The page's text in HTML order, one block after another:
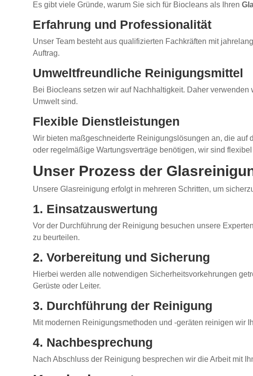
Es gibt viele Gründe, warum Sie sich für Biocleans als Ihren
Erfahrung und Professionalität
Unser Team besteht aus qualifizierten Fachkräften mit
Auftrag.
Umweltfreundliche Reinigungsmittel
Bei Biocleans setzen wir auf Nachhaltigkeit. Daher
Umwelt sind.
Flexible Dienstleistungen
Wir bieten maßgeschneiderte Reinigungslösungen an, die
oder regelmäßige Wartungsverträge benötigen, wir sind
Unser Prozess der
Unsere Glasreinigung erfolgt in mehreren Schritten, um
1. Einsatzauswertung
Vor der Durchführung der Reinigung besuchen unsere
zu beurteilen.
2. Vorbereitung und Sicherung
Hierbei werden alle notwendigen Sicherheitsvorkehrungen
Gerüste oder Leiter.
3. Durchführung der Reinigung
Mit modernen Reinigungsmethoden und -geräten reinigen wir
4. Nachbesprechung
Nach Abschluss der Reinigung besprechen wir die Arbeit mit